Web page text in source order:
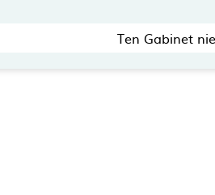
Ten Gabinet